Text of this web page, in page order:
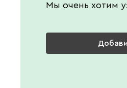
Мы очень хотим